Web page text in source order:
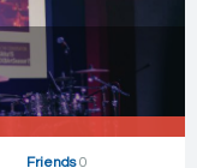
Friends0